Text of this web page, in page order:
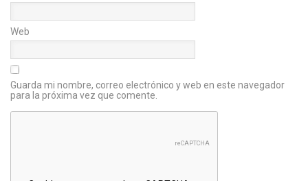
Web
Guarda mi nombre, correo electrónico y web en este navegador
para la próxima vez que comente.